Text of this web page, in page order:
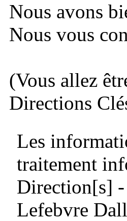
Nous avons
Nous vous
(Vous allez
Directions
Les
traitement
Direction[s]
Lefebvre